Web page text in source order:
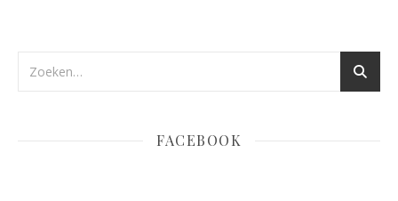
FACEBOOK